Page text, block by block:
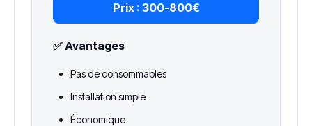
Prix : 300-800€
✅ Avantages
Pas de consommables
Installation simple
Économique